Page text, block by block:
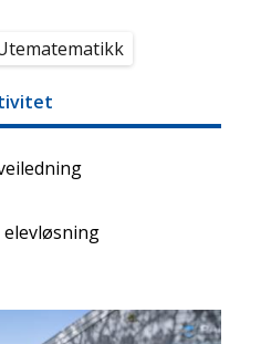
elevløsning